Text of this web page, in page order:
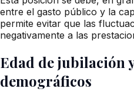
entre el gasto público y la
permite evitar que las
negativamente a las
Edad de jubilación
demográficos